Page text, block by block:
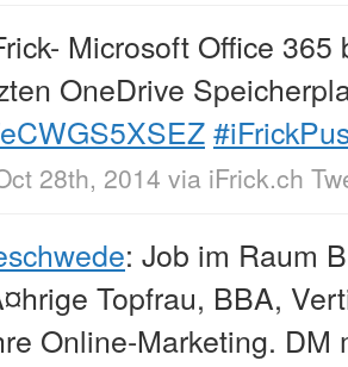
Microsoft Office 365
OneDrive
28th, 2014 via iFrick.ch
: Job im Raum
Topfrau, BBA,
Online-Marketing. DM